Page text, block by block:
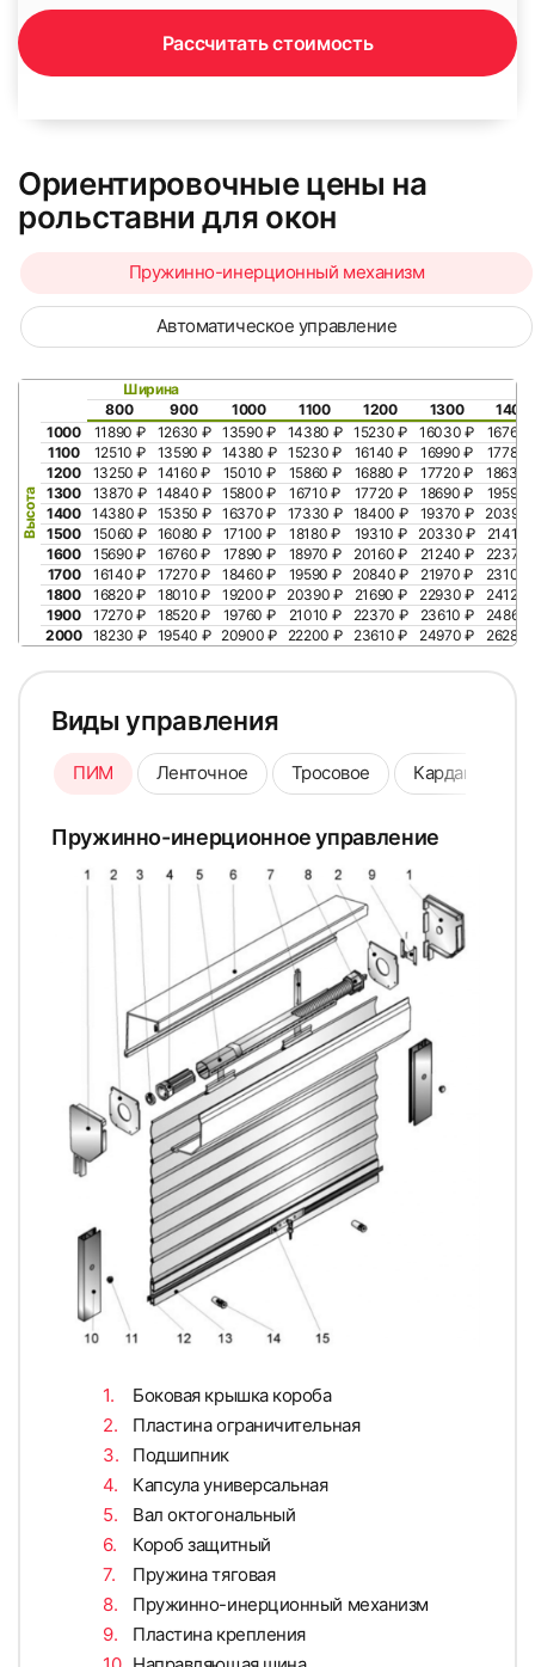
68
69 70
71
74
76
80
Рассчитать стоимость
Ориентировочные цены на
рольставни для окон
Пружинно-инерционный механизм
Автоматическое управление
Ширина
800
900 1000 1100 1200 1300 1400
Высота
1000 11890 ₽ 12630 ₽ 13590 ₽ 14380 ₽ 15230 ₽ 16030 ₽
16760
1100
12510 ₽ 13590 ₽ 14380 ₽ 15230 ₽ 16140 ₽ 16990 ₽
17780
1200
13250 ₽ 14160 ₽ 15010 ₽ 15860 ₽ 16880 ₽ 17720 ₽
18630
1300
13870 ₽ 14840 ₽ 15800 ₽ 16710 ₽ 17720 ₽ 18690 ₽
19590
1400
14380 ₽ 15350 ₽ 16370 ₽ 17330 ₽ 18400 ₽ 19370 ₽
20390
1500
15060 ₽ 16080 ₽ 17100 ₽ 18180 ₽ 19310 ₽ 20330 ₽
21410
1600
15690 ₽ 16760 ₽ 17890 ₽ 18970 ₽ 20160 ₽ 21240 ₽
22370
1700
16140 ₽ 17270 ₽ 18460 ₽ 19590 ₽ 20840 ₽ 21970 ₽
23100
1800
16820 ₽ 18010 ₽ 19200 ₽ 20390 ₽ 21690 ₽ 22930 ₽
24120
1900
17270 ₽ 18520 ₽ 19760 ₽ 21010 ₽ 22370 ₽ 23610 ₽
24860
2000
18230 ₽ 19540 ₽ 20900 ₽ 22200 ₽ 23610 ₽ 24970 ₽ 26280
Виды управления
ПИМ Ленточное Тросовое Карданное
Пружинно-инерционное управление
Боковая крышка короба
Пластина ограничительная
Подшипник
Капсула универсальная
Вал октогональный
Короб защитный
Пружина тяговая
Пружинно-инерционный механизм
Пластина крепления